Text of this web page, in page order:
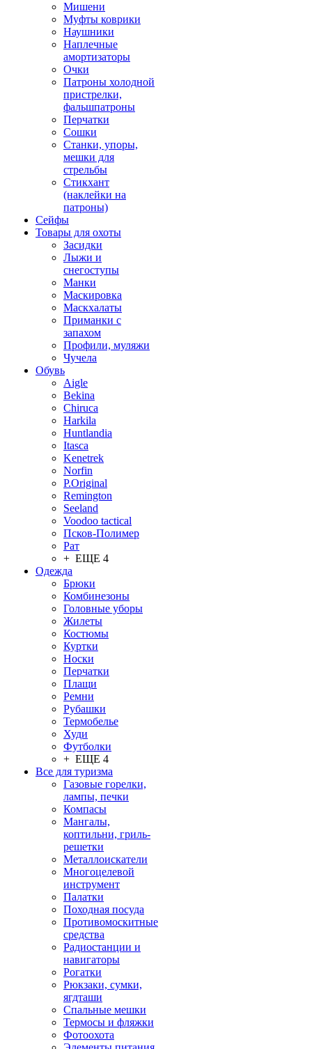
Мишени
Муфты коврики
Наушники
Наплечные
амортизаторы
Очки
Патроны холодной
пристрелки,
фальшпатроны
Перчатки
Сошки
Станки, упоры,
мешки для
стрельбы
Стикхант
(наклейки на
патроны)
Сейфы
Товары для охоты
Засидки
Лыжи и
снегоступы
Манки
Маскировка
Маскхалаты
Приманки с
запахом
Профили, муляжи
Чучела
Обувь
Aigle
Bekina
Chiruсa
Harkila
Huntlandia
Itasca
Kenetrek
Norfin
P.Original
Remington
Seeland
Voodoo tactical
Псков-Полимер
Рат
+ ЕЩЕ 4
Одежда
Брюки
Комбинезоны
Головные уборы
Жилеты
Костюмы
Куртки
Носки
Перчатки
Плащи
Ремни
Рубашки
Термобелье
Худи
Футболки
+ ЕЩЕ 4
Все для туризма
Газовые горелки,
лампы, печки
Компасы
Мангалы,
коптильни, гриль-
решетки
Металлоискатели
Многоцелевой
инструмент
Палатки
Походная посуда
Противомоскитные
средства
Радиостанции и
навигаторы
Рогатки
Рюкзаки, сумки,
ягдташи
Спальные мешки
Термосы и фляжки
Фотоохота